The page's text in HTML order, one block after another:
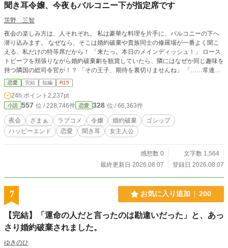
聞き耳令嬢、今夜もバルコニー下が指定席です
茨野 三智
夜会の楽しみ方は、人それぞれ。 私は豪華な料理を片手に、バルコニーの下へ
潜り込みます。 なぜなら、そこは婚約破棄や貴族同士の修羅場が一番よく聞こ
える、私だけの特等席だから！ 「来たっ。本日のメインディッシュ！」 ロース
トビーフを頬張りながら婚約破棄劇を観賞していたら、隣にはなぜか同じ趣味を
持つ隣国の総司令官が！？ 「その王子、期待を裏切りませんね」 「……常連な
んですか？」 夜会をサボる聞き耳令嬢と、戦場より修羅場観賞が好き（？）な
総司令官。 婚約破棄、ざまぁ、恋愛騒動、貴族の秘密――今日も二人は料理片
手に最高の特等席へ。 これは、社交界の表では決して語られない「バルコニー
下の観客席」から始まる、恋とゴシップと飯テロのラブコメディです。
恋愛 完結 短編 R15
24h.ポイント 2,237pt
小説 557 位 / 228,746件 恋愛 328 位 / 66,363件
夜会 ざまぁ ラブコメ 令嬢 婚約破棄
ゴシップ
ハッピーエンド
恋愛 聞き耳 女主人公
感想数 0
文字数 1,564
最終更新日 2026.08.07
登録日 2026.08.07
7 お気に入り追加 200
【完結】「運命の人だと言ったのは勘違いだった」と、あっ
さり婚約破棄されました。
ゆきのひ